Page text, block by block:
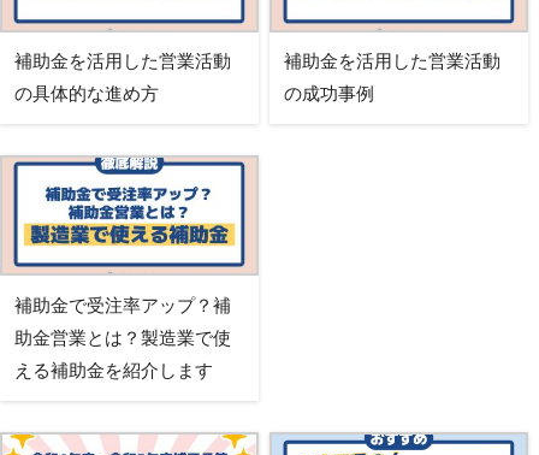
補助金を活用した営業活動
の具体的な進め方
補助金を活用した営業活動
の成功事例
補助金で受注率アップ？補
助金営業とは？製造業で使
える補助金を紹介します